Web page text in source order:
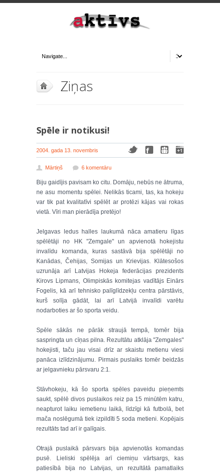
Ziņas
Spēle ir notikusi!
2004. gada 13. novembris
Mārtiņš 6 komentāru
Biju gaidījis pavisam ko citu. Domāju, nebūs ne ātruma,
ne asu momentu spēlei. Nelikās ticami, tas, ka hokeju
var tik pat kvalitatīvi spēlēt ar protēzi kājas vai rokas
vietā. Vīri man pierādīja pretējo!
Jelgavas ledus halles laukumā nāca amatieru līgas
spēlētāji no HK "Zemgale" un apvienotā hokejistu
invalīdu komanda, kuras sastāvā bija spēlētāji no
Kanādas, Čehijas, Somijas un Krievijas. Klātesošos
uzrunāja arī Latvijas Hokeja federācijas prezidents
Kirovs Lipmans, Olimpiskās komitejas vadītājs Einārs
Fogelis, kā arī tehnisko palīglīdzekļu centra pārstāvis,
kurš solīja gādāt, lai arī Latvijā invalīdi varētu
nodarboties ar šo sporta veidu.
Spēle sākās ne pārāk straujā tempā, tomēr bija
saspringta un cīņas pilna. Rezultātu atklāja "Zemgales"
hokejisti, taču jau visai drīz ar skaistu metienu viesi
panāca izlīdzinājumu. Pirmais puslaiks tomēr beidzās
ar jelgavnieku pārsvaru 2:1.
Stāvhokeju, kā šo sporta spēles paveidu pieņemts
saukt, spēlē divos puslaikos reiz pa 15 minūtēm katru,
neapturot laiku iemetienu laikā, līdzīgi kā futbolā, bet
mača noslēgumā tiek izpildīti 5 soda metieni. Kopējais
rezultāts tad arī ir galīgais.
Otrajā puslaikā pārsvars bija apvienotās komandas
pusē. Lieliski spēlēja arī ciemiņu vārtsargs, kas
patiesībā bija no Latvijas, un rezultātā pamatlaiks